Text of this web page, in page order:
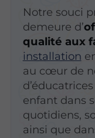
Notre souci
demeure d’
qualité aux
installation
au cœur de
enfant dans
quotidiens,
ainsi que